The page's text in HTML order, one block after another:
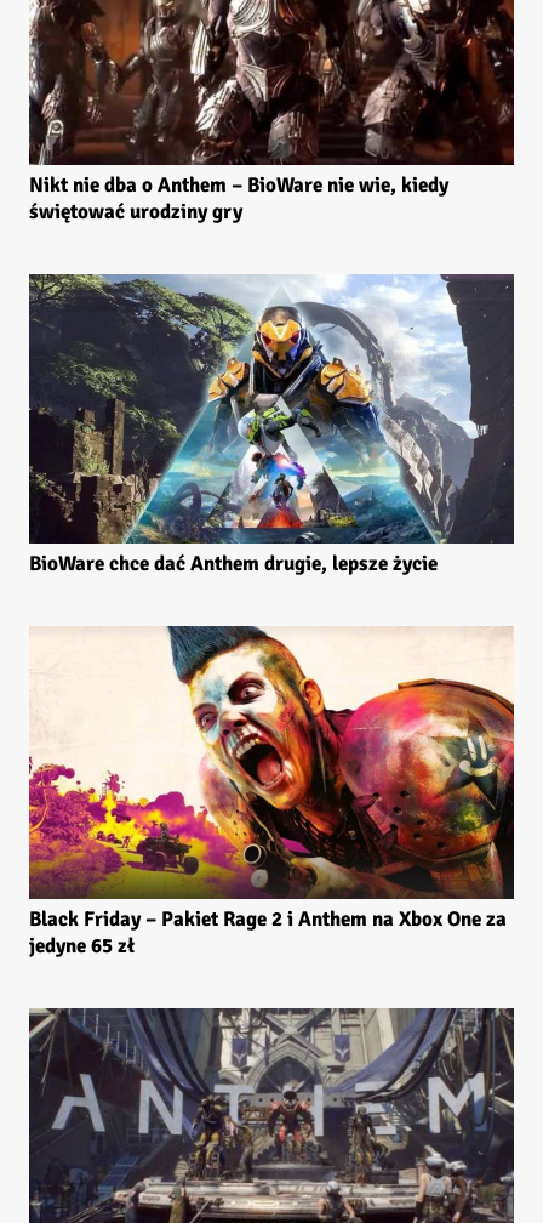
Nikt nie dba o Anthem – BioWare nie wie, kiedy
świętować urodziny gry
BioWare chce dać Anthem drugie, lepsze życie
Black Friday – Pakiet Rage 2 i Anthem na Xbox One za
jedyne 65 zł